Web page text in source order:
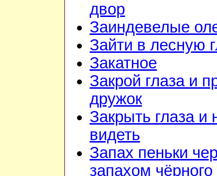
двор
Заиндевелые
Зайти в лесную
Закатное
Закрой глаза и
дружок
Закрыть глаза и
видеть
Запах пеньки
запахом